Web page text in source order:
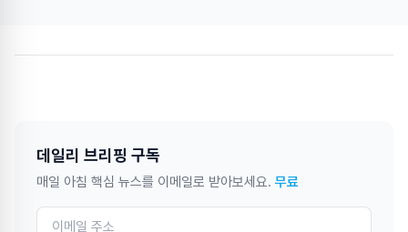
데일리 브리핑 구독
매일 아침 핵심 뉴스를 이메일로 받아보세요. 무료